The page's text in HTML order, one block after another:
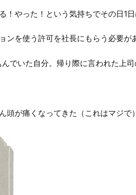
！やった！という気持ちでその日1
ンを使う許可を社長にもらう必要が
でいた自分。帰り際に言われた上
頭が痛くなってきた（これはマジで